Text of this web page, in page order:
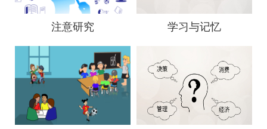
注意研究 学习与记忆